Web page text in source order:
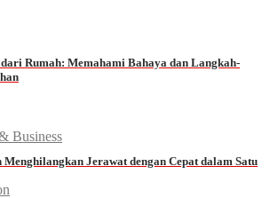
Business
Rumah: Memahami Bahaya dan Langkah-
Jerawat dengan Cepat dalam Satu